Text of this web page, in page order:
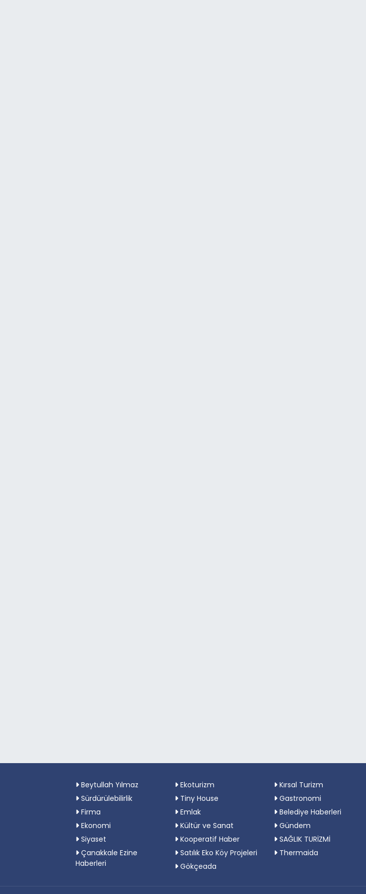
Beytullah Yılmaz Ekoturizm Kırsal Turizm
Sürdürülebilirlik
Tiny House Gastronomi
Firma
Emlak Belediye Haberleri
Ekonomi
Kültür ve Sanat Gündem
Siyaset
Kooperatif Haber SAĞLIK TURİZMİ
Çanakkale Ezine
Haberleri
Satılık Eko Köy Projeleri Thermaida
Gökçeada